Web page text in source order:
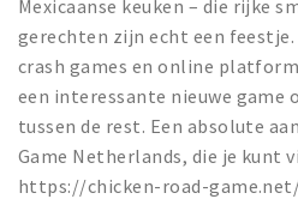
Mexicaanse keuken – die rijke
gerechten zijn echt een
crash games en online
een interessante nieuwe game
tussen de rest. Een absolute
Game Netherlands, die je kunt
https://chicken-road-